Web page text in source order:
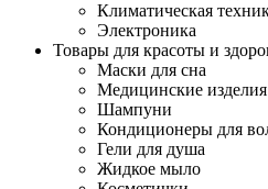
Климатическая
Электроника
Товары для красоты и
Маски для сна
Медицинские изделия
Шампуни
Кондиционеры для
Гели для душа
Жидкое мыло